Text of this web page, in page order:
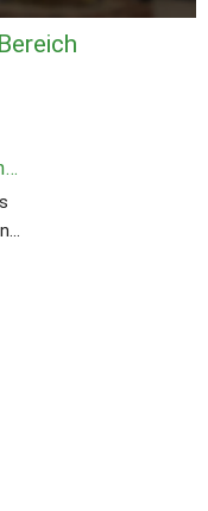
Fotos von Schützenverein Steinwenden-Weltersbachs Beitrag